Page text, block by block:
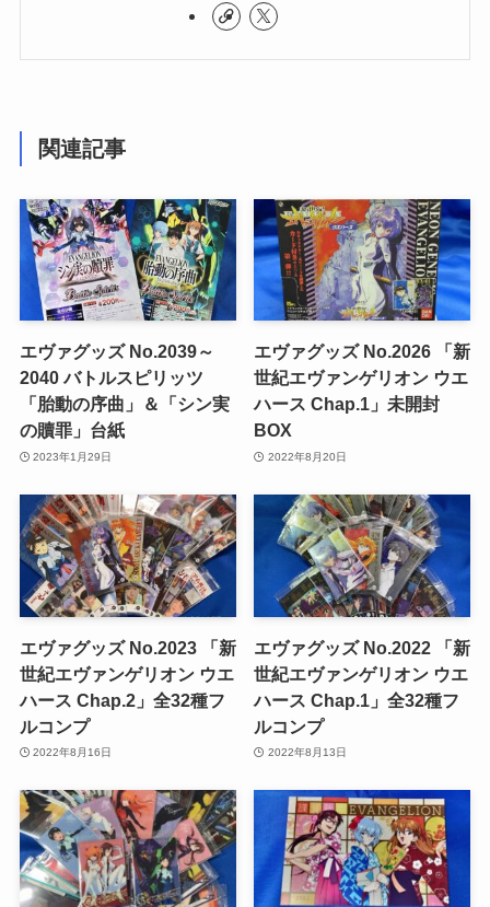
関連記事
エヴァグッズ No.2039～
2040 バトルスピリッツ
「胎動の序曲」＆「シン実
の贖罪」台紙
2023年1月29日
エヴァグッズ No.2026 「新
世紀エヴァンゲリオン ウエ
ハース Chap.1」未開封
BOX
2022年8月20日
エヴァグッズ No.2023 「新
世紀エヴァンゲリオン ウエ
ハース Chap.2」全32種フ
ルコンプ
2022年8月16日
エヴァグッズ No.2022 「新
世紀エヴァンゲリオン ウエ
ハース Chap.1」全32種フ
ルコンプ
2022年8月13日